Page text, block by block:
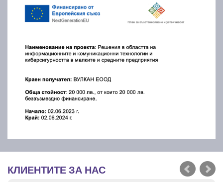
КЛИЕНТИТЕ ЗА НАС